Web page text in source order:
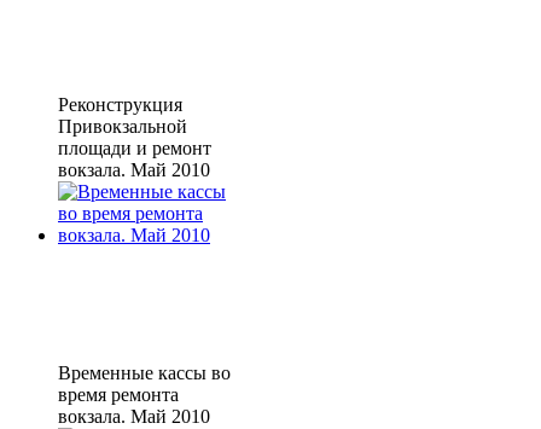
Реконструкция
Привокзальной
площади и ремонт
вокзала. Май 2010
Временные кассы во
время ремонта
вокзала. Май 2010